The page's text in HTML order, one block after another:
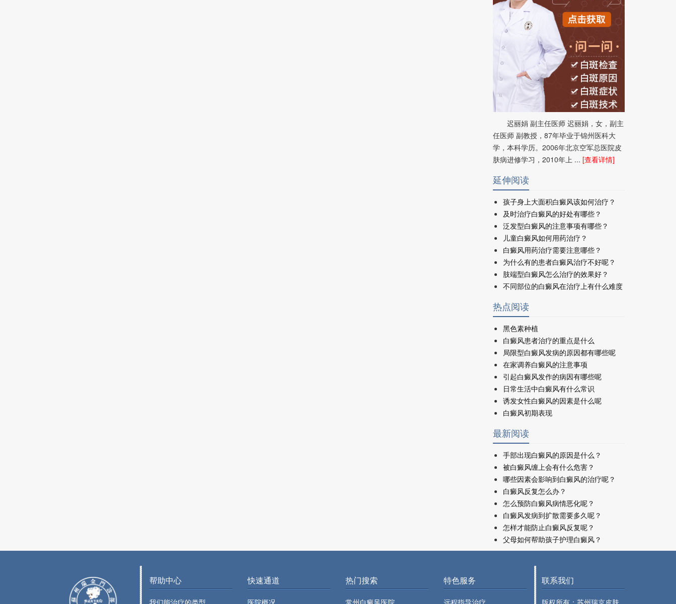
迟丽娟 副主任医师 迟丽娟，女，副主
任医师 副教授，87年毕业于锦州医科大
学，本科学历。2006年北京空军总医院皮
肤病进修学习，2010年上 ... [查看详情]
延伸阅读
孩子身上大面积白癜风该如何治疗？
及时治疗白癜风的好处有哪些？
泛发型白癜风的注意事项有哪些？
儿童白癜风如何用药治疗？
白癜风用药治疗需要注意哪些？
为什么有的患者白癜风治疗不好呢？
肢端型白癜风怎么治疗的效果好？
不同部位的白癜风在治疗上有什么难度
热点阅读
黑色素种植
白癜风患者治疗的重点是什么
局限型白癜风发病的原因都有哪些呢
在家调养白癜风的注意事项
引起白癜风发作的病因有哪些呢
日常生活中白癜风有什么常识
诱发女性白癜风的因素是什么呢
白癜风初期表现
最新阅读
手部出现白癜风的原因是什么？
被白癜风缠上会有什么危害？
哪些因素会影响到白癜风的治疗呢？
白癜风反复怎么办？
怎么预防白癜风病情恶化呢？
白癜风发病到扩散需要多久呢？
怎样才能防止白癜风反复呢？
父母如何帮助孩子护理白癜风？
联系我们
帮助中心 快速通道 热门搜索 特色服务